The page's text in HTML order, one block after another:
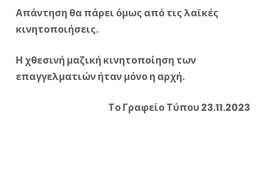
Απάντηση θα πάρει όμως από τις λαϊκές
κινητοποιήσεις.
Η χθεσινή μαζική κινητοποίηση των
επαγγελματιών ήταν μόνο η αρχή.
Το Γραφείο Τύπου 23.11.2023